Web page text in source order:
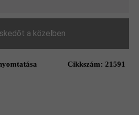
a közelben
Cikkszám: 21591